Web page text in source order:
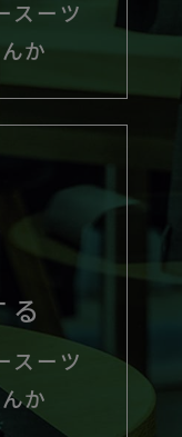
スーツ
か
スーツ
か